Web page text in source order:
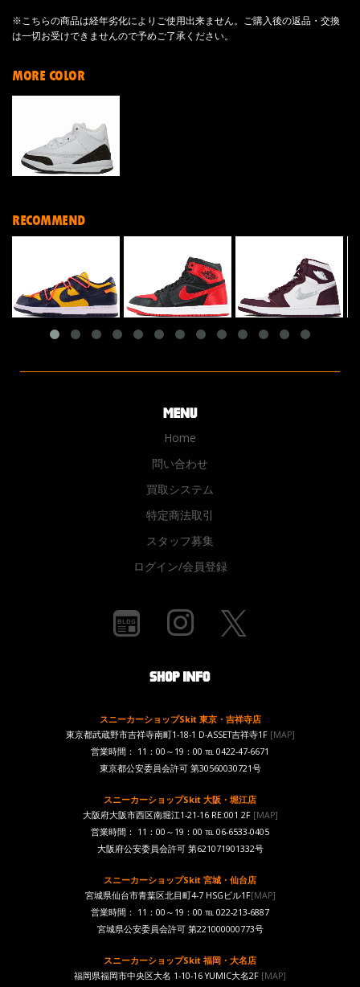
※こちらの商品は経年劣化によりご使用出来ません。ご購入後の返品・交換
は一切お受けできませんので予めご了承ください。
MORE COLOR
RECOMMEND
Home
問い合わせ
買取システム
特定商法取引
スタッフ募集
ログイン/会員登録
スニーカーショップSkit 東京・吉祥寺店
東京都武蔵野市吉祥寺南町1-18-1 D-ASSET吉祥寺1F [MAP]
営業時間： 11：00～19：00 ℡ 0422-47-6671
東京都公安委員会許可 第30560030721号
スニーカーショップSkit 大阪・堀江店
大阪府大阪市西区南堀江1-21-16 RE:001 2F[MAP]
営業時間： 11：00～19：00 ℡ 06-6533-0405
大阪府公安委員会許可 第621071901332号
スニーカーショップSkit 宮城・仙台店
宮城県仙台市青葉区北目町4-7 HSGビル1F[MAP]
営業時間： 11：00～19：00 ℡ 022-213-6887
宮城県公安委員会許可 第221000000773号
スニーカーショップSkit 福岡・大名店
福岡県福岡市中央区大名 1-10-16 YUMIC大名2F [MAP]